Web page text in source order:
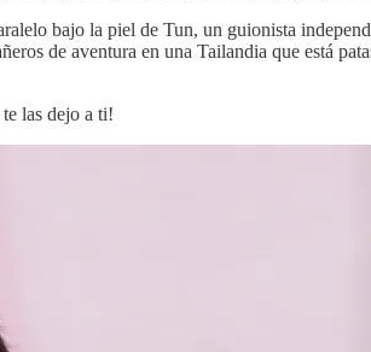
bajo la piel de Tun, un guionista
de aventura en una Tailandia que está
las dejo a ti!